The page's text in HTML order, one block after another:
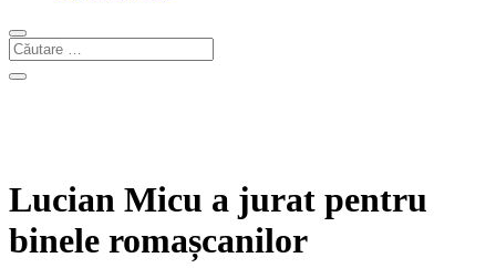
Lucian Micu a jurat pentru
binele romașcanilor